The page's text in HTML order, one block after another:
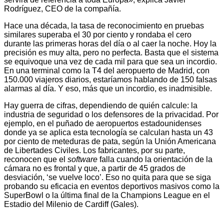
Rodríguez, CEO de la compañía.
Hace una década, la tasa de reconocimiento en pruebas
similares superaba el 30 por ciento y rondaba el cero
durante las primeras horas del día o al caer la noche. Hoy la
precisión es muy alta, pero no perfecta. Basta que el sistema
se equivoque una vez de cada mil para que sea un incordio.
En una terminal como la T4 del aeropuerto de Madrid, con
150.000 viajeros diarios, estaríamos hablando de 150 falsas
alarmas al día. Y eso, más que un incordio, es inadmisible.
Hay guerra de cifras, dependiendo de quién calcule: la
industria de seguridad o los defensores de la privacidad. Por
ejemplo, en el puñado de aeropuertos estadounidenses
donde ya se aplica esta tecnología se calculan hasta un 43
por ciento de meteduras de pata, según la Unión Americana
de Libertades Civiles. Los fabricantes, por su parte,
reconocen que el software falla cuando la orientación de la
cámara no es frontal y que, a partir de 45 grados de
desviación, ‘se vuelve loco’. Eso no quita para que se siga
probando su eficacia en eventos deportivos masivos como la
SuperBowl o la última final de la Champions League en el
Estadio del Milenio de Cardiff (Gales).